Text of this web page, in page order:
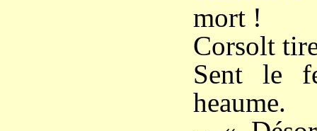
mort !
Corsolt
Sent le
heaume.